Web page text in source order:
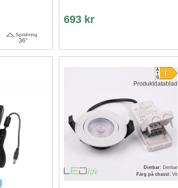
Spridning
36°
693 kr
Produktdatablad
Dimbar:Dimbar
Färg på chassi:Vit